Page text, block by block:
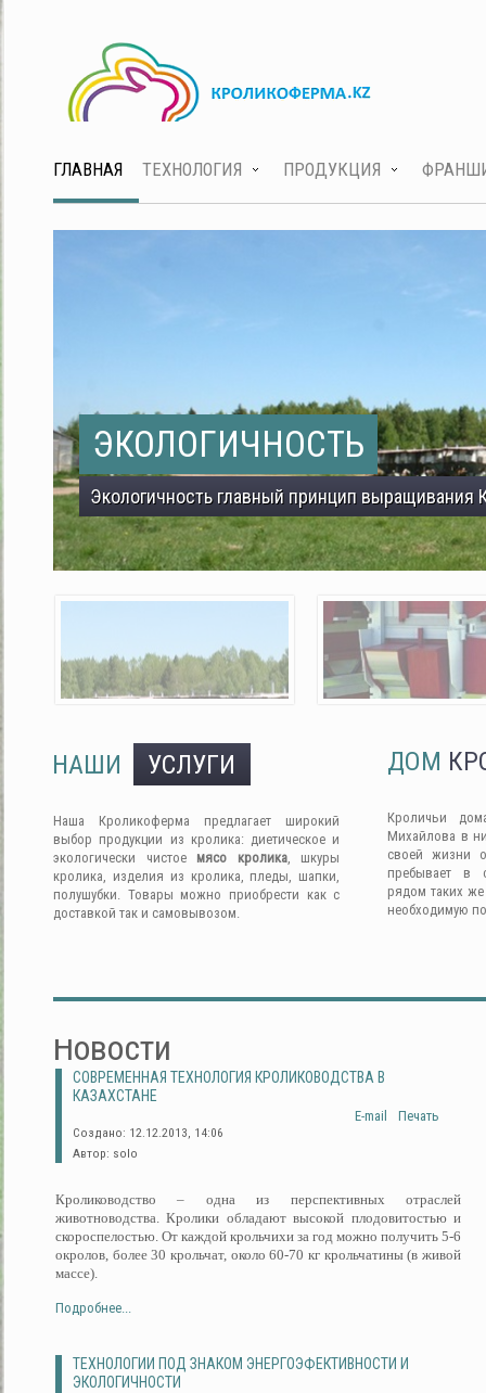
ГЛАВНАЯ ТЕХНОЛОГИЯ ПРОДУКЦИЯ
ЭКОЛОГИЧНОСТЬ
Экологичность главный принцип выращивания
НАШИ УСЛУГИ
Наша Кроликоферма предлагает широкий
выбор продукции из кролика: диетическое и
экологически чистое мясо кролика, шкуры
кролика, изделия из кролика, пледы, шапки,
полушубки. Товары можно приобрести как с
доставкой так и самовывозом.
ДОМ
Кроличьи
Михайлова в
своей жизни
пребывает в
рядом таких
необходимую
Новости
СОВРЕМЕННАЯ ТЕХНОЛОГИЯ КРОЛИКОВОДСТВА В
КАЗАХСТАНЕ
Печать
E-mail
Создано: 12.12.2013, 14:06
Автор: solo
Кролиководство – одна из перспективных отраслей
животноводства. Кролики обладают высокой плодовитостью и
скороспелостью. От каждой крольчихи за год можно получить 5-6
окролов, более 30 крольчат, около 60-70 кг крольчатины (в живой
массе).
Подробнее...
ТЕХНОЛОГИИ ПОД ЗНАКОМ ЭНЕРГОЭФЕКТИВНОСТИ И
ЭКОЛОГИЧНОСТИ